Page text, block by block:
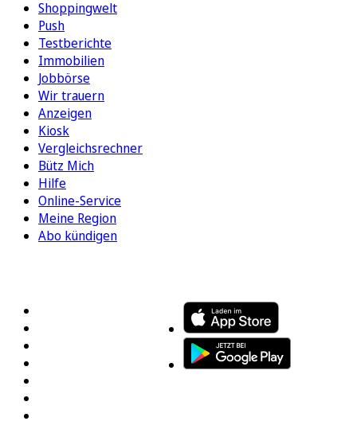
Shoppingwelt
Push
Testberichte
Immobilien
Jobbörse
Wir trauern
Anzeigen
Kiosk
Vergleichsrechner
Bütz Mich
Hilfe
Online-Service
Meine Region
Abo kündigen